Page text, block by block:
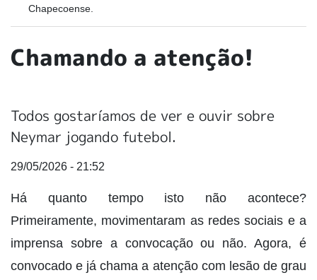
Chapecoense.
Chamando a atenção!
Todos gostaríamos de ver e ouvir sobre
Neymar jogando futebol.
29/05/2026 - 21:52
Há quanto tempo isto não acontece?
Primeiramente, movimentaram as redes sociais e a
imprensa sobre a convocação ou não. Agora, é
convocado e já chama a atenção com lesão de grau